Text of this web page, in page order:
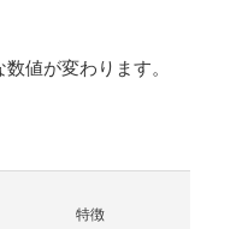
値が変わります。
特徴